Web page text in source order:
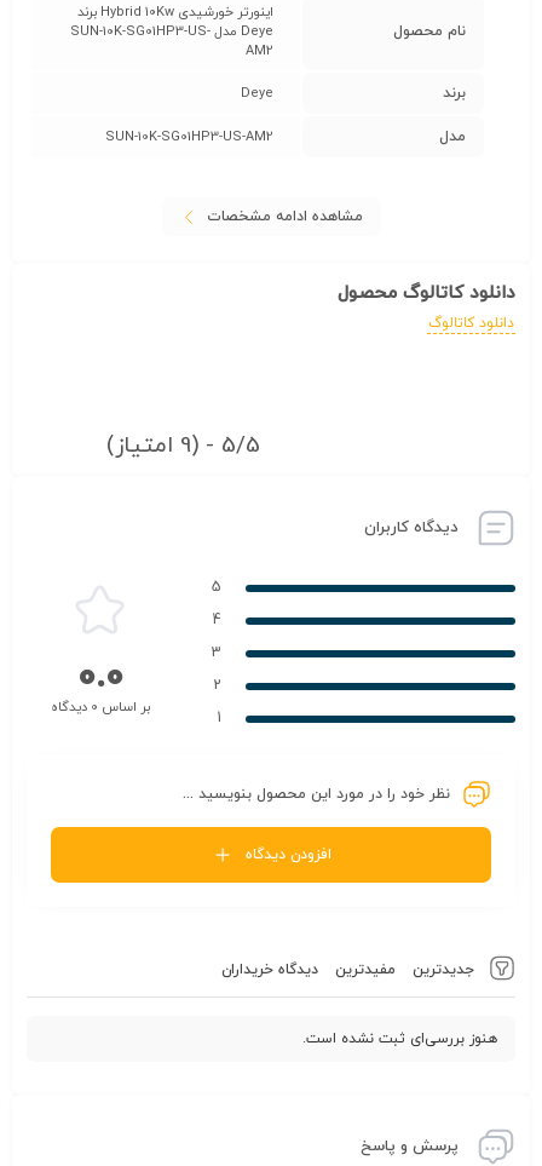
نام محصول
اینورتر خورشیدی Hybrid 10Kw برند
Deye مدل SUN-10K-SG01HP3-US-
AM2
برند Deye
مدل SUN-10K-SG01HP3-US-AM2
مشاهده ادامه مشخصات
دانلود کاتالوگ محصول
دانلود کاتالوگ
5/5 - (9 امتیاز)
دیدگاه کاربران
جدیدترین مفیدترین دیدگاه خریداران
هنوز بررسی‌ای ثبت نشده است.
5
4
3
2
1
0.0
بر اساس 0 دیدگاه
نظر خود را در مورد این محصول بنویسید ...
افزودن دیدگاه
پرسش و پاسخ